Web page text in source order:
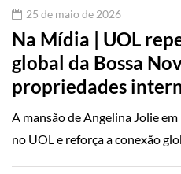
25 de maio de 2026
Na Mídia | UOL
global da Bossa
propriedades
A mansão de Angelina Jolie
no UOL e reforça a conexão